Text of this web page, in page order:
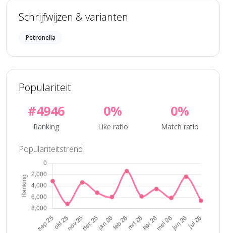
Schrijfwijzen & varianten
Petronella
Populariteit
#4946
Ranking
0%
Like ratio
0%
Match ratio
Populariteitstrend